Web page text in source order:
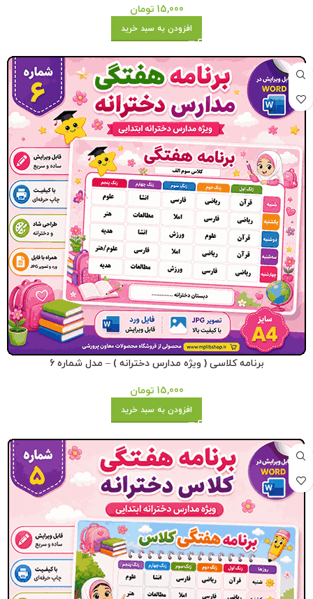
15,000 تومان
افزودن به سبد خرید
برنامه کلاسی ( ویژه مدارس دخترانه ) – مدل شماره 6
15,000 تومان
افزودن به سبد خرید